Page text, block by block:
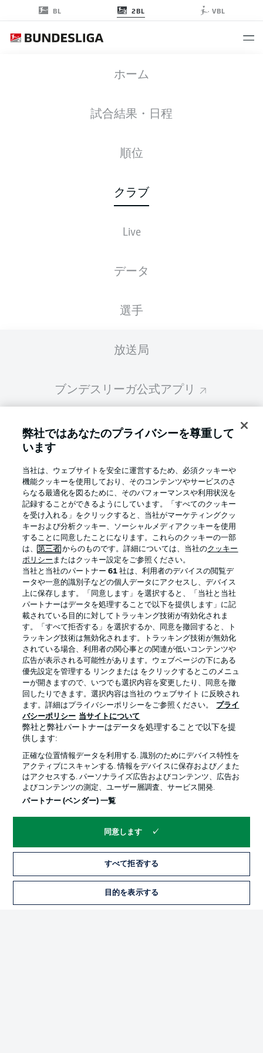
BL 2BL VBL
ホーム
試合結果・日程
順位
クラブ
Live
データ
選手
放送局
ブンデスリーガ公式アプリ
ファンタジー・マネジャー
BUNDESLIGA-GROUP
言語をお選びください
日本語 Display Mode
ログイン
FC ENERGIE ニュース
Football as it's meant to be
BUNDESLIGA APP
Official Partners
プライバシー・ポリシー
利用条件 放送局
弊社ではあなたのプライバシーを尊重して
います
当社は、ウェブサイトを安全に運営するため、必須クッキーや
機能クッキーを使用しており、そのコンテンツやサービスのさ
らなる最適化を図るために、そのパフォーマンスや利用状況を
記録することができるようにしています。「すべてのクッキー
を受け入れる」をクリックすると、当社がマーケティングクッ
キーおよび分析クッキー、ソーシャルメディアクッキーを使用
することに同意したことになります。これらのクッキーの一部
は、第三者 からのものです。詳細については、当社のクッキー
ポリシー またはクッキー設定をご参照ください。
当社と当社のパートナー61 社は、利用者のデバイスの閲覧デ
ータや一意的識別子などの個人データにアクセスし、デバイス
上に保存します。「同意します」を選択すると、「当社と当社
パートナーはデータを処理することで以下を提供します」に記
載されている目的に対してトラッキング技術が有効化されま
す。「すべて拒否する」を選択するか、同意を撤回すると、ト
ラッキング技術は無効化されます。トラッキング技術が無効化
されている場合、利用者の関心事との関連が低いコンテンツや
広告が表示される可能性があります。ウェブページの下にある
優先設定を管理する リンクまたは をクリックするとこのメニュ
ーが開きますので、いつでも選択内容を変更したり、同意を撤
回したりできます。選択内容は当社の ウェブサイト に反映され
ます。詳細はプライバシーポリシーをご参照ください。
プライ
バシーポリシー 当サイトについて
弊社と弊社パートナーはデータを処理することで以下を提
供します:
正確な位置情報データを利用する. 識別のためにデバイス特性を
アクティブにスキャンする. 情報をデバイスに保存および／また
はアクセスする. パーソナライズ広告およびコンテンツ、広告お
よびコンテンツの測定、ユーザー層調査、サービス開発.
パートナー (ベンダー) 一覧
同意します
すべて拒否する
目的を表示する